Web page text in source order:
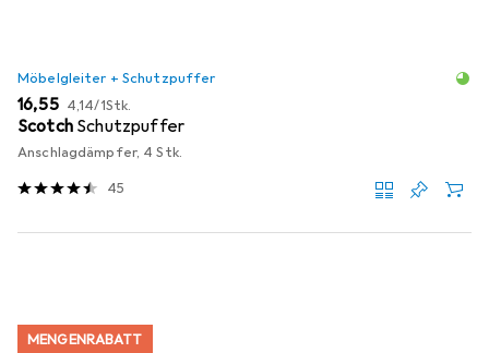
Möbelgleiter + Schutzpuffer
EUR
16,55 EUR
4,14/1Stk.
Scotch Schutzpuffer
Anschlagdämpfer, 4 Stk.
45
MENGENRABATT